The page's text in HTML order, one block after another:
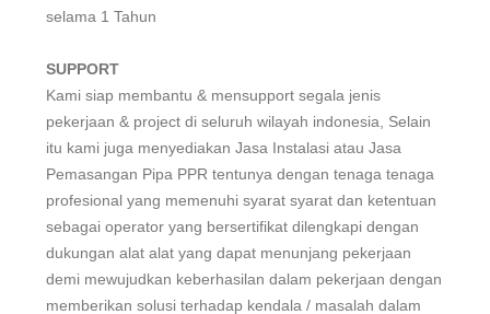
selama 1 Tahun
SUPPORT
Kami siap membantu & mensupport segala jenis
pekerjaan & project di seluruh wilayah indonesia, Selain
itu kami juga menyediakan Jasa Instalasi atau Jasa
Pemasangan Pipa PPR tentunya dengan tenaga tenaga
profesional yang memenuhi syarat syarat dan ketentuan
sebagai operator yang bersertifikat dilengkapi dengan
dukungan alat alat yang dapat menunjang pekerjaan
demi mewujudkan keberhasilan dalam pekerjaan dengan
memberikan solusi terhadap kendala / masalah dalam